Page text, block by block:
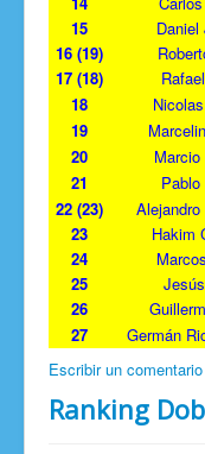
15
16 (19)
17 (18)
18
19
20 Marcio
21
22 (23)
23 Hakim
24
25
26
27 Germán
Escribir un comentario
Ranking